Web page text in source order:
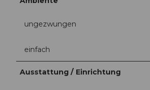
ungezwungen
einfach
Ausstattung / Einrichtung